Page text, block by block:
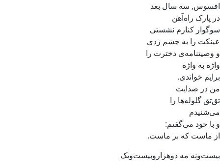
افسوس, سه سال بعد
در پارک راه‌آهن
سوگوار کنارم نشستی
عینکت را به چشم زدی
و وصیتنامه‌ی دخترت را
واژه به واژه
برایم خواندی.
من در صدایت
تق‌تق گلوله‌ها را
می‌شنیدم
و با خود می‌گفتم:
از ماست که بر ماست.
بیست‌و‌نه مه دوهزار‌و‌بیست‌و‌یک